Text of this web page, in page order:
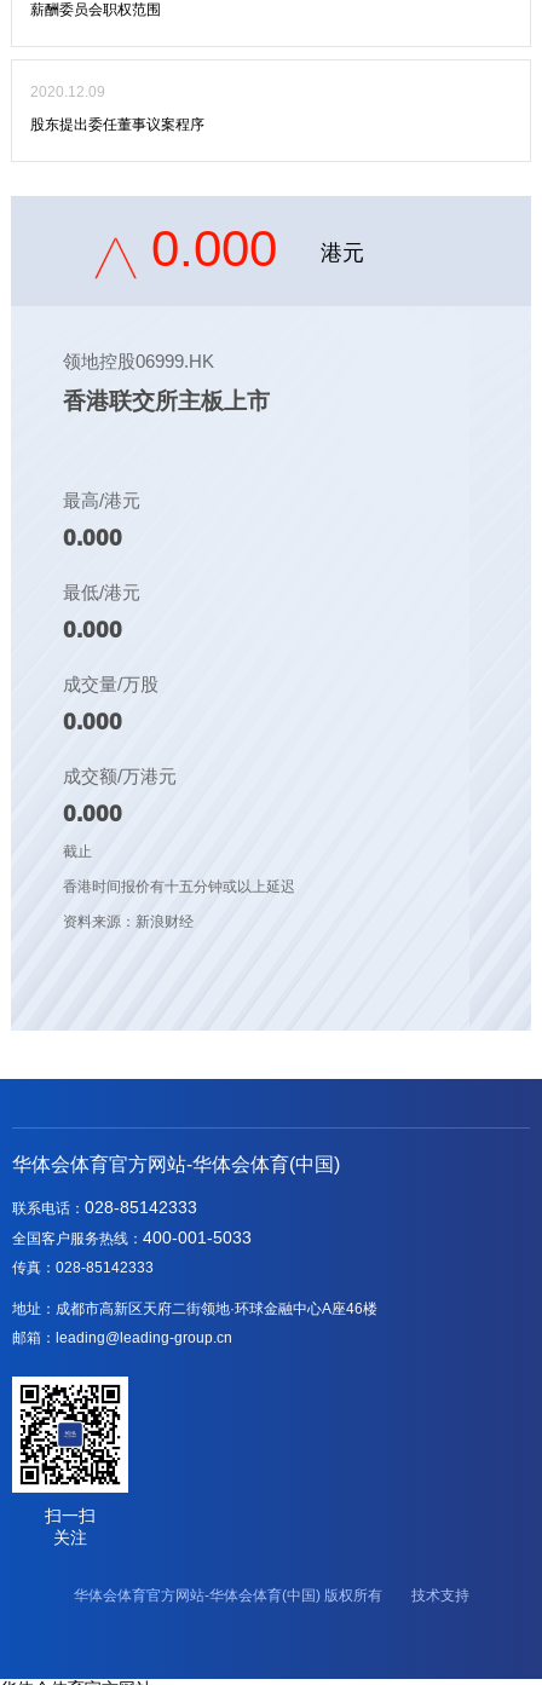
薪酬委员会职权范围
2020.12.09
股东提出委任董事议案程序
0.000 港元
领地控股06999.HK
香港联交所主板上市
最高/港元
0.000
最低/港元
0.000
成交量/万股
0.000
成交额/万港元
0.000
截止
香港时间报价有十五分钟或以上延迟
资料来源：新浪财经
华体会体育官方网站-华体会体育(中国)
联系电话： 028-85142333
全国客户服务热线： 400-001-5033
传真：028-85142333
地址：成都市高新区天府二街领地·环球金融中心A座46楼
邮箱：leading@leading-group.cn
扫一扫
关注
华体会体育官方网站-华体会体育(中国) 版权所有 技术支持